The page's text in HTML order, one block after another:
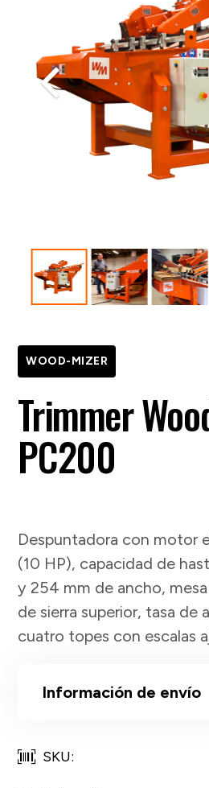
WOOD-MIZER
Trimmer
PC200
Despuntadora con motor
(10 HP), capacidad de
y 254 mm de ancho,
de sierra superior, tasa de
cuatro topes con escalas
Información de envío
SKU: